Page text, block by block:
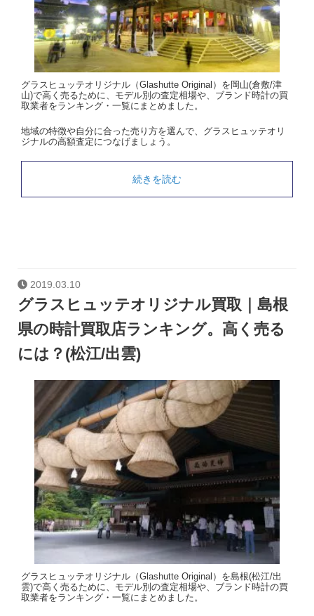
グラスヒュッテオリジナル（Glashutte Original）を岡山(倉敷/津
山)で高く売るために、モデル別の査定相場や、ブランド時計の買
取業者をランキング・一覧にまとめました。
地域の特徴や自分に合った売り方を選んで、グラスヒュッテオリ
ジナルの高額査定につなげましょう。
続きを読む
2019.03.10
グラスヒュッテオリジナル買取｜島根
県の時計買取店ランキング。高く売る
には？(松江/出雲)
グラスヒュッテオリジナル（Glashutte Original）を島根(松江/出
雲)で高く売るために、モデル別の査定相場や、ブランド時計の買
取業者をランキング・一覧にまとめました。